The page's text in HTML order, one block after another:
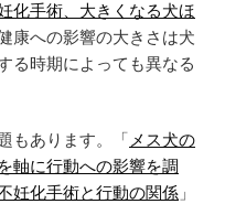
化手術、大きくなる犬ほ
康への影響の大きさは犬
る時期によっても異なる
もあります。「 メス犬の
軸に行動への影響を調
妊化手術と行動の関係 」